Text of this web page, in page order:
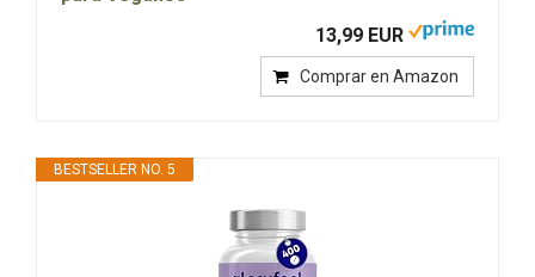
13,99 EUR
Comprar en Amazon
BESTSELLER NO. 5